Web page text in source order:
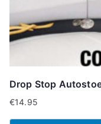
Drop Stop
€14.95